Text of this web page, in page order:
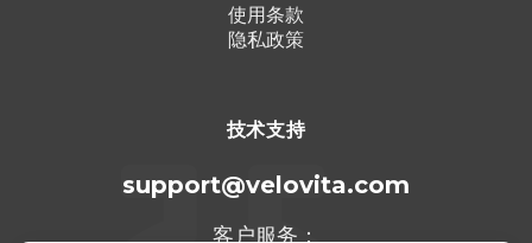
蓬塔卡纳 2024
坎昆 2023
使用条款
隐私政策
技术支持
support@velovita.com
客户服务：